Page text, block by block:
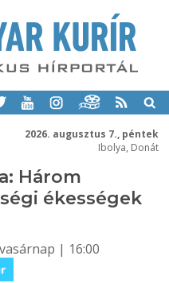
2026. augusztus 7., péntek
Ibolya, Donát
Három
ékességek
| 16:00